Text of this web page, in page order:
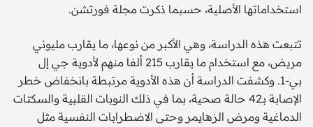
استخداماتها الأصلية، حسبما ذكرت مجلة فورتشن.
تتبعت هذه الدراسة، وهي الأكبر من نوعها، ما يقارب مليوني
مريض، مع استخدام ما يقارب 215 ألفا منهم لأدوية جي إل
بي-1. وكشفت الدراسة أن هذه الأدوية مرتبطة بانخفاض خطر
الإصابة بـ42 حالة صحية، بما في ذلك النوبات القلبية والسكتات
الدماغية ومرض الزهايمر وحتى الاضطرابات النفسية مثل